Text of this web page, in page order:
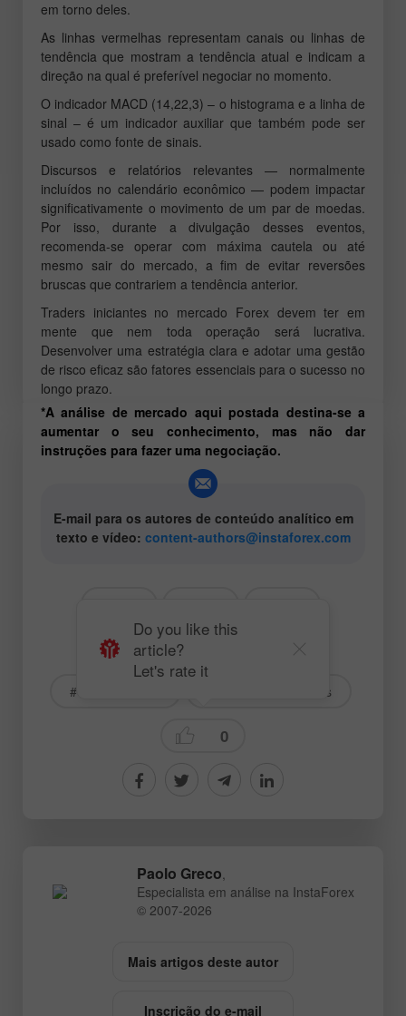
em torno deles.
As linhas vermelhas representam canais ou linhas de
tendência que mostram a tendência atual e indicam a
direção na qual é preferível negociar no momento.
O indicador MACD (14,22,3) – o histograma e a linha de
sinal – é um indicador auxiliar que também pode ser
usado como fonte de sinais.
Discursos e relatórios relevantes — normalmente
incluídos no calendário econômico — podem impactar
significativamente o movimento de um par de moedas.
Por isso, durante a divulgação desses eventos,
recomenda-se operar com máxima cautela ou até
mesmo sair do mercado, a fim de evitar reversões
bruscas que contrariem a tendência anterior.
Traders iniciantes no mercado Forex devem ter em
mente que nem toda operação será lucrativa.
Desenvolver uma estratégia clara e adotar uma gestão
de risco eficaz são fatores essenciais para o sucesso no
longo prazo.
*A análise de mercado aqui postada destina-se a
aumentar o seu conhecimento, mas não dar
instruções para fazer uma negociação.
E-mail para os autores de conteúdo analítico em
texto e vídeo: content-authors@instaforex.com
# EURUSD
# For beginners Fundamental analysis
0
Do you like this
article?
Let's rate it
Paolo Greco,
Especialista em análise na InstaForex
© 2007-2026
Mais artigos deste autor
Inscrição do e-mail